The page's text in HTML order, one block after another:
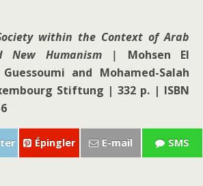
within the Context of Arab
New Humanism | Mohsen El
and Mohamed-Salah
Stiftung | 332 p. | ISBN
Épingler E-mail SMS